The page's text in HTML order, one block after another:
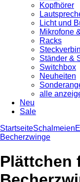
Kopfhörer
Licht und
Mikrofone
Racks
Ständer &
Switchbox
Neuheiten
alle
Neu
Sale
StartseiteSchalmeien
Becherzwinge
Plättchen